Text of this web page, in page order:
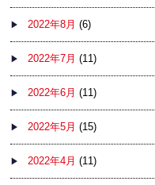
2022年8月 (6)
2022年7月 (11)
2022年6月 (11)
2022年5月 (15)
2022年4月 (11)